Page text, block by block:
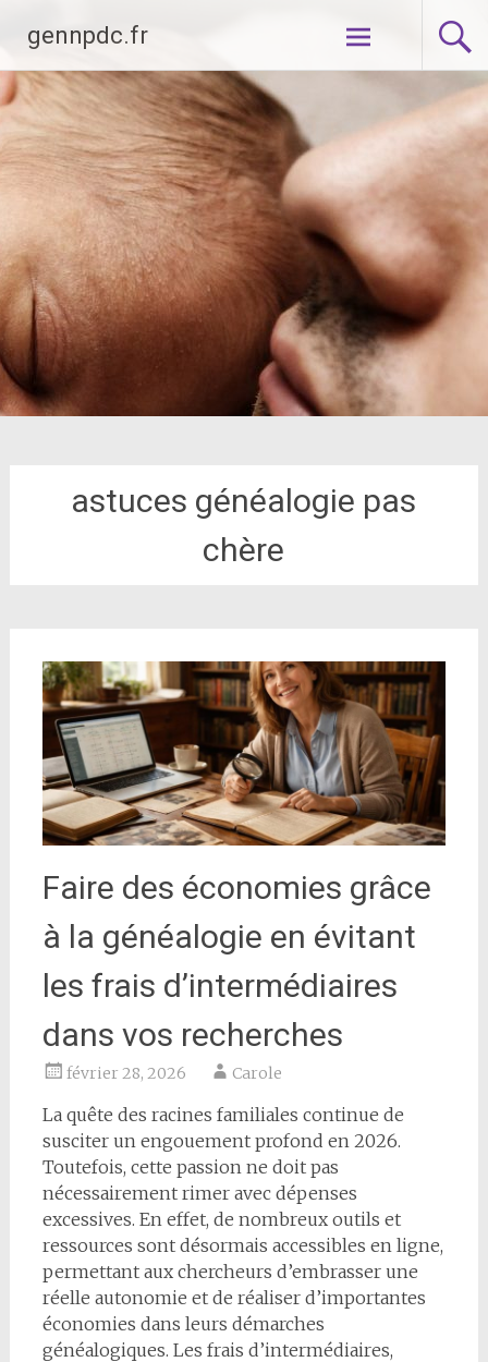
contenu
principal
gennpdc.fr
astuces généalogie pas
chère
Faire des économies grâce
à la généalogie en évitant
les frais d’intermédiaires
dans vos recherches
février 28, 2026 Carole
La quête des racines familiales continue de
susciter un engouement profond en 2026.
Toutefois, cette passion ne doit pas
nécessairement rimer avec dépenses
excessives. En effet, de nombreux outils et
ressources sont désormais accessibles en ligne,
permettant aux chercheurs d’embrasser une
réelle autonomie et de réaliser d’importantes
économies dans leurs démarches
généalogiques. Les frais d’intermédiaires,